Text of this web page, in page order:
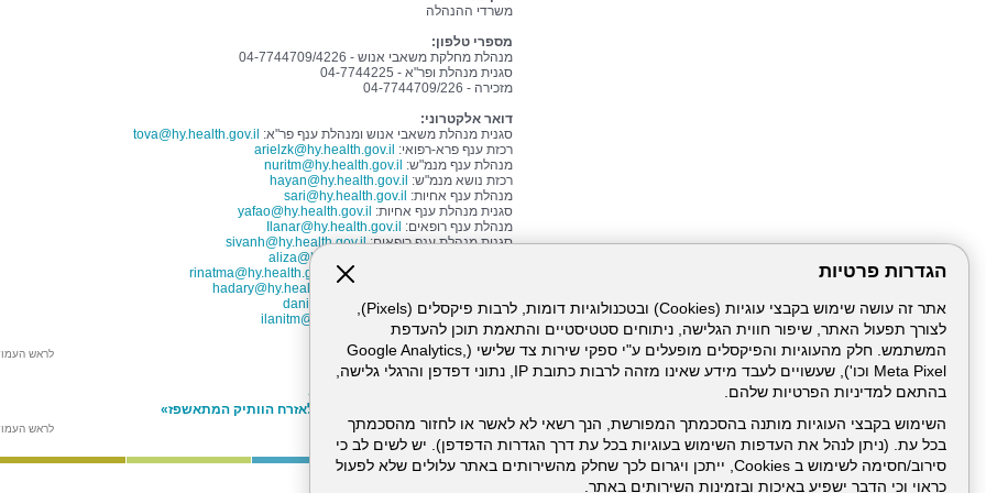
הגדרות פרטיות
אתר זה עושה שימוש בקבצי עוגיות (Cookies) ובטכנולוגיות דומות, לרבות פיקסלים (Pixels),
לצורך תפעול האתר, שיפור חווית הגלישה, ניתוחים סטטיסטיים והתאמת תוכן להעדפת
המשתמש. חלק מהעוגיות והפיקסלים מופעלים ע"י ספקי שירות צד שלישי (Google Analytics,
Meta Pixel וכו'), שעשויים לעבד מידע שאינו מזהה לרבות כתובת IP, נתוני דפדפן והרגלי גלישה,
בהתאם למדיניות הפרטיות שלהם.
השימוש בקבצי העוגיות מותנה בהסכמתך המפורשת, הנך רשאי לא לאשר או לחזור מהסכמתך
בכל עת. (ניתן לנהל את העדפות השימוש בעוגיות בכל עת דרך הגדרות הדפדפן). יש לשים לב כי
סירוב/חסימה לשימוש ב Cookies, ייתכן ויגרום לכך שחלק מהשירותים באתר עלולים שלא לפעול
כראוי וכי הדבר ישפיע באיכות ובזמינות השירותים באתר.
משרדי ההנהלה
מספרי טלפון:
מנהלת מחלקת משאבי אנוש - 04-7744709/4226
סגנית מנהלת ופר"א - 04-7744225
מזכירה - 04-7744709/226
דואר אלקטרוני:
סגנית מנהלת משאבי אנוש ומנהלת ענף פר"א: tova@hy.health.gov.il
רכזת ענף פרא-רפואי: arielzk@hy.health.gov.il
מנהלת ענף מנמ"ש: nuritm@hy.health.gov.il
רכזת נושא מנמ"ש: hayan@hy.health.gov.il
מנהלת ענף אחיות: sari@hy.health.gov.il
סגנית מנהלת ענף אחיות: yafao@hy.health.gov.il
מנהלת ענף רופאים: Ilanar@hy.health.gov.il
סגנית מנהלת ענף רופאים:sivanh@hy.health.gov.il
aliza@hy.health.gov.il
רכזת נוכחות פרא-רפואי ומנמ"ש:
rinatma@hy.health.gov.il
hadary@hy.health.gov.il
מרכזת רווחה:danielaa@hy.health.gov.il
מנהלת ענף מכרזים:
ilanitm@hy.health.gov.il
לראש
מידע נוסף
למידע על שירות לאומי בהלל יפה»
זכויות שוות זהב - הנחיות והטבות לאזרח הוותיק המתאשפז»
לראש